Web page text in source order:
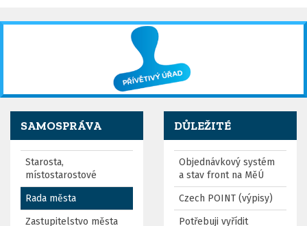
SAMOSPRÁVA
Starosta,
místostarostové
Rada města
Zastupitelstvo města
DŮLEŽITÉ
Objednávkový systém
a stav front na MěÚ
Czech POINT (výpisy)
Potřebuji vyřídit